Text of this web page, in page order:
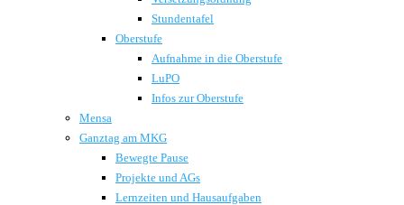
Stundentafel
Oberstufe
Aufnahme in die Oberstufe
LuPO
Infos zur Oberstufe
Mensa
Ganztag am MKG
Bewegte Pause
Projekte und AGs
Lernzeiten und Hausaufgaben